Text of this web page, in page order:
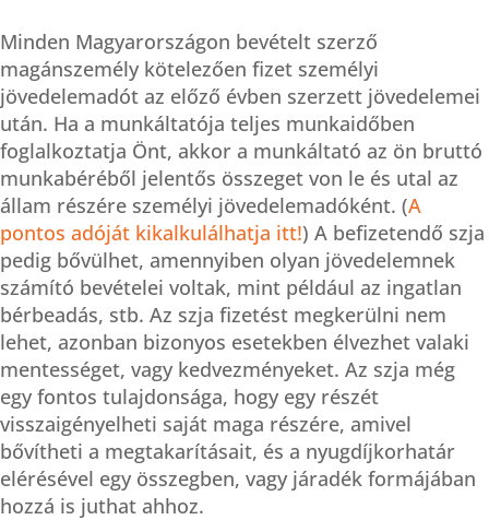
Minden Magyarországon bevételt szerző
magánszemély kötelezően fizet személyi
jövedelemadót az előző évben szerzett jövedelemei
után. Ha a munkáltatója teljes munkaidőben
foglalkoztatja Önt, akkor a munkáltató az ön bruttó
munkabéréből jelentős összeget von le és utal az
állam részére személyi jövedelemadóként. (A
pontos adóját kikalkulálhatja itt!) A befizetendő szja
pedig bővülhet, amennyiben olyan jövedelemnek
számító bevételei voltak, mint például az ingatlan
bérbeadás, stb. Az szja fizetést megkerülni nem
lehet, azonban bizonyos esetekben élvezhet valaki
mentességet, vagy kedvezményeket. Az szja még
egy fontos tulajdonsága, hogy egy részét
visszaigényelheti saját maga részére, amivel
bővítheti a megtakarításait, és a nyugdíjkorhatár
elérésével egy összegben, vagy járadék formájában
hozzá is juthat ahhoz.